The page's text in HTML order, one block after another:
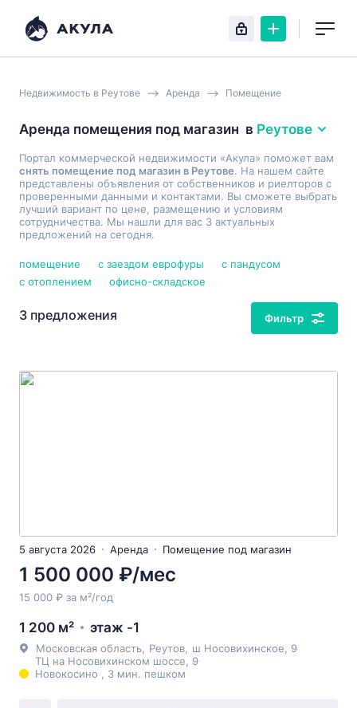
Недвижимость в Реутове Аренда Помещение
Аренда помещения под магазин в Реутове
Портал коммерческой недвижимости «Акула» поможет вам
снять помещение под магазин в Реутове. На нашем сайте
представлены объявления от собственников и риелторов с
проверенными данными и контактами. Вы сможете выбрать
лучший вариант по цене, размещению и условиям
сотрудничества. Мы нашли для вас 3 актуальных
предложений на сегодня.
помещение с заездом еврофуры
с пандусом
с отоплением
офисно-складское
3 предложения Фильтр
5 августа 2026 Аренда Помещение под магазин
1 500 000 ₽/мес
15 000 ₽ за м²/год
1 200 м² этаж -1
Московская область Реутов ш Носовихинское , 9
ТЦ на Носовихинском шоссе, 9
Новокосино , 3 мин. пешком